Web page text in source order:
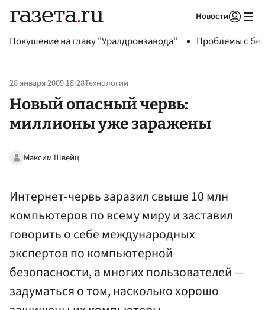
Новости
Покушение на главу "Уралдронзавода" Проблемы с
28 января 2009 18:28Технологии
Новый опасный червь:
миллионы уже заражены
Максим Швейц
Интернет-червь заразил свыше 10 млн
компьютеров по всему миру и заставил
говорить о себе международных
экспертов по компьютерной
безопасности, а многих пользователей —
задуматься о том, насколько хорошо